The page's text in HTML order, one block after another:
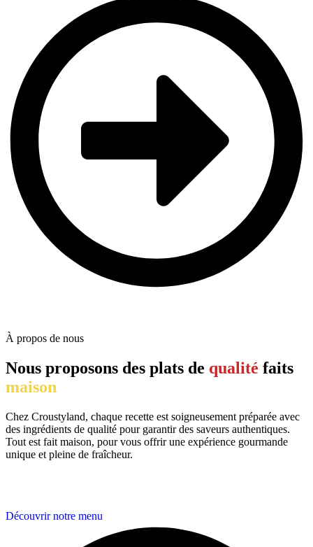
À propos de nous
Nous proposons des plats de qualité faits
maison
Chez Croustyland, chaque recette est soigneusement préparée avec
des ingrédients de qualité pour garantir des saveurs authentiques.
Tout est fait maison, pour vous offrir une expérience gourmande
unique et pleine de fraîcheur.
Découvrir notre menu